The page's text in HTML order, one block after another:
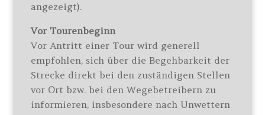
angezeigt).
Vor Tourenbeginn
Vor Antritt einer Tour wird generell
empfohlen, sich über die Begehbarkeit der
Strecke direkt bei den zuständigen Stellen
vor Ort bzw. bei den Wegebetreibern zu
informieren, insbesondere nach Unwettern